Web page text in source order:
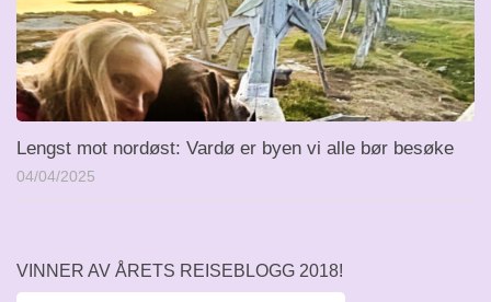
Lengst mot nordøst: Vardø er byen vi alle bør besøke
04/04/2025
VINNER AV ÅRETS REISEBLOGG 2018!